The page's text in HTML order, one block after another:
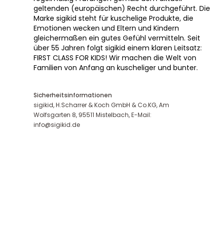
geltenden (europäischen) Recht durchgeführt. Die
Marke sigikid steht für kuschelige Produkte, die
Emotionen wecken und Eltern und Kindern
gleichermaßen ein gutes Gefühl vermitteln. Seit
über 55 Jahren folgt sigikid einem klaren Leitsatz:
FIRST CLASS FOR KIDS! Wir machen die Welt von
Familien von Anfang an kuscheliger und bunter.
Sicherheitsinformationen
sigikid, H.Scharrer & Koch GmbH & Co.KG, Am
Wolfsgarten 8, 95511 Mistelbach, E-Mail:
info@sigikid.de